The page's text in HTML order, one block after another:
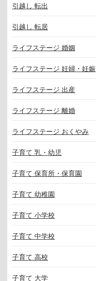
引越し 転出
引越し 転居
ライフステージ 婚姻
ライフステージ 妊婦・妊娠
ライフステージ 出産
ライフステージ 離婚
ライフステージ おくやみ
子育て 乳・幼児
子育て 保育所・保育園
子育て 幼稚園
子育て 小学校
子育て 中学校
子育て 高校
子育て 大学